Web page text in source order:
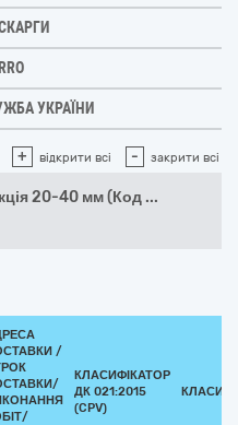
УКРАЇНИ
+ відкрити всі - закрити всі
20-40 мм (Код ...
/
КЛАСИФІКАТОР
ДК 021:2015
(CPV)